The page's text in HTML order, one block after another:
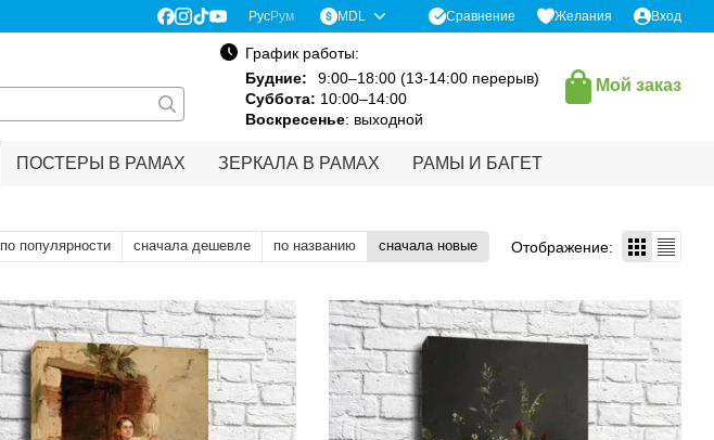
РусРум MDL Сравнение Желания Вход
График работы:
Будние:
9:00–18:00 (13-14:00 перерыв)
Суббота: 10:00–14:00
Воскресенье: выходной
Мой заказ
ПОСТЕРЫ В РАМАХ ЗЕРКАЛА В РАМАХ РАМЫ И БАГЕТ
по популярности сначала дешевле по названию сначала новые Отображение: